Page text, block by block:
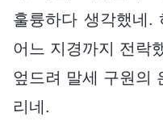
훌륭하다 생각했네.
어느 지경까지 전락
엎드려 말세 구원의
리네.